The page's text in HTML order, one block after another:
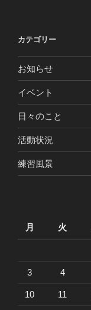
カテゴリー
お知らせ
イベント
日々のこと
活動状況
練習風景
月
火
3 4
10 11